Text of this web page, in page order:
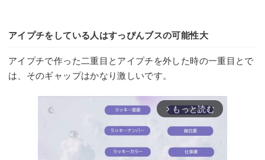
アイプチをしている人はすっぴんブスの可能性大
アイプチで作った二重目とアイプチを外した時の一重目とで
は、そのギャップはかなり激しいです。
arrow_forward_ios もっと読む